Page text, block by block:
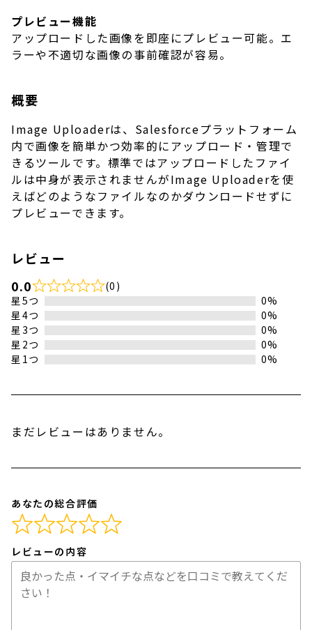
プレビュー機能
アップロードした画像を即座にプレビュー可能。エ
ラーや不適切な画像の事前確認が容易。
概要
Image Uploaderは、Salesforceプラットフォーム
内で画像を簡単かつ効率的にアップロード・管理で
きるツールです。標準ではアップロードしたファイ
ルは中身が表示されませんがImage Uploaderを使
えばどのようなファイルなのかダウンロードせずに
プレビューできます。
レビュー
0.0
(0)
星5つ
0%
星4つ
0%
星3つ
0%
星2つ
0%
星1つ
0%
まだレビューはありません。
あなたの総合評価
レビューの内容